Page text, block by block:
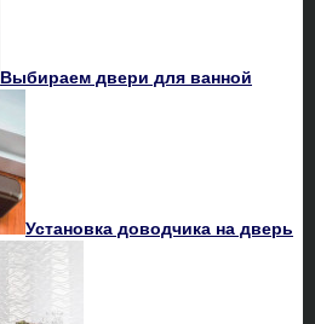
Выбираем двери для ванной
Установка доводчика на дверь